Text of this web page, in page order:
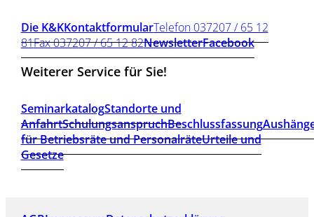
Die K&KKontaktformularTelefon 037207 / 65 12
81Fax 037207 / 65 12 82NewsletterFacebook
Weiterer Service für Sie!
SeminarkatalogStandorte und
AnfahrtSchulungsanspruchBeschlussfassung
für Betriebsräte und PersonalräteUrteile und
Gesetze